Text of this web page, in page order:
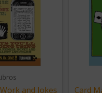
and Jokes
Card